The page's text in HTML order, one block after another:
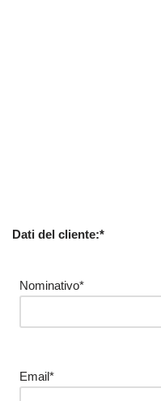
Dati del cliente:*
Nominativo*
Email*